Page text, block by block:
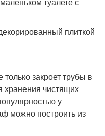
плиткой
закроет трубы в
хранения чистящих
у
можно построить из